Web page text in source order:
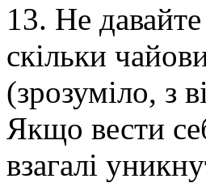
13. Не
скільки
(зрозуміло, з
Якщо вести
взагалі